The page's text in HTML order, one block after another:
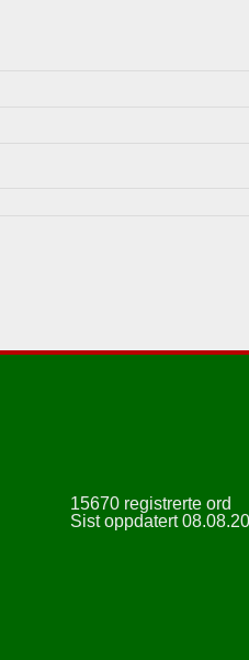
15670 registrerte ord
Sist oppdatert